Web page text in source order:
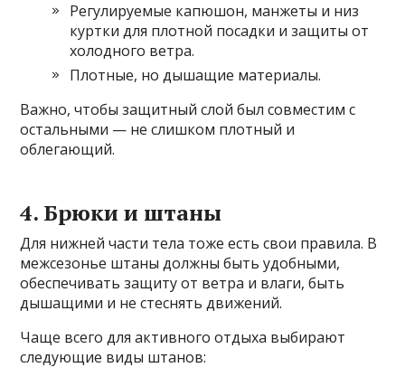
Регулируемые капюшон, манжеты и низ
куртки для плотной посадки и защиты от
холодного ветра.
Плотные, но дышащие материалы.
Важно, чтобы защитный слой был совместим с
остальными — не слишком плотный и
облегающий.
4. Брюки и штаны
Для нижней части тела тоже есть свои правила. В
межсезонье штаны должны быть удобными,
обеспечивать защиту от ветра и влаги, быть
дышащими и не стеснять движений.
Чаще всего для активного отдыха выбирают
следующие виды штанов: